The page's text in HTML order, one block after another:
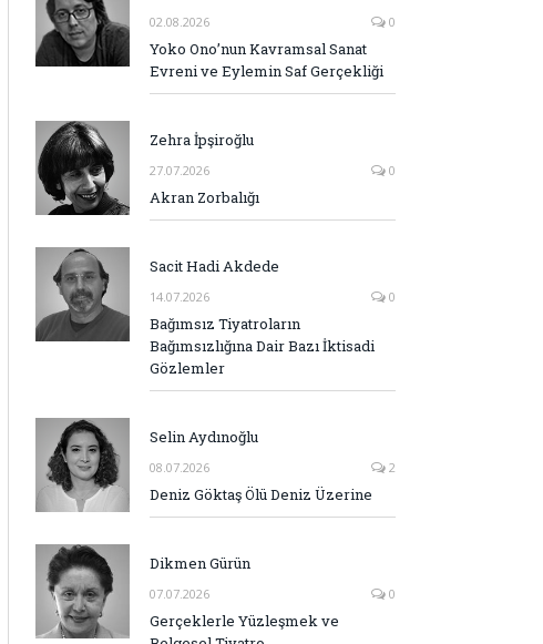
02.08.2026 0
Yoko Ono’nun Kavramsal Sanat
Evreni ve Eylemin Saf Gerçekliği
Zehra İpşiroğlu
27.07.2026 0
Akran Zorbalığı
Sacit Hadi Akdede
14.07.2026 0
Bağımsız Tiyatroların
Bağımsızlığına Dair Bazı İktisadi
Gözlemler
Selin Aydınoğlu
08.07.2026 2
Deniz Göktaş Ölü Deniz Üzerine
Dikmen Gürün
07.07.2026 0
Gerçeklerle Yüzleşmek ve